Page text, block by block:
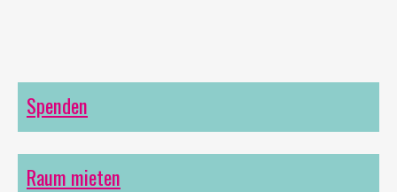
Spenden
Raum mieten